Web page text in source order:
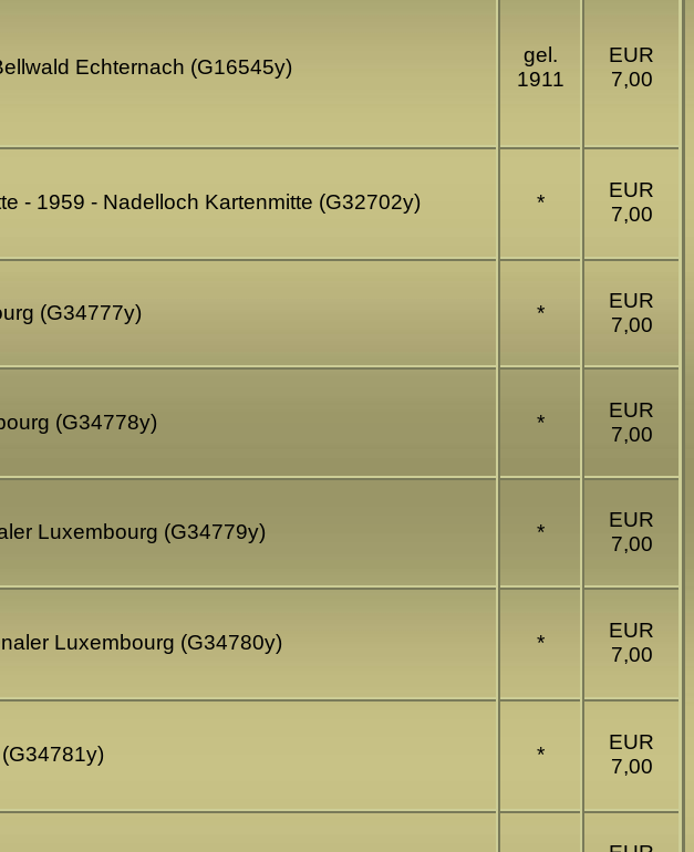
Echternach (G16545y)
gel.
1911
EUR
7,00
- 1959 - Nadelloch Kartenmitte (G32702y) *
EUR
7,00
(G34777y) *
EUR
7,00
(G34778y) *
EUR
7,00
Luxembourg (G34779y) *
EUR
7,00
Luxembourg (G34780y) *
EUR
7,00
*
EUR
7,00